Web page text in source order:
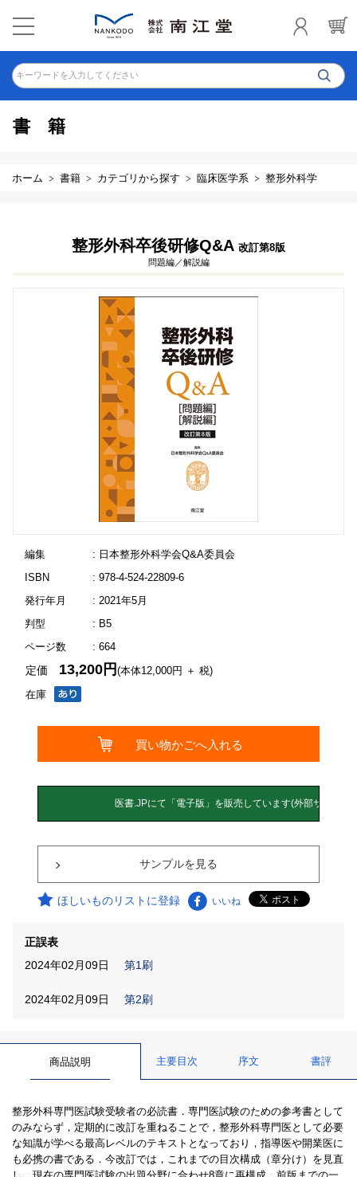
キーワードを入力してください
書籍
ホーム 書籍 カテゴリから探す 臨床医学系 整形外科学
整形外科卒後研修Q&A 改訂第8版
問題編／解説編
編集
: 日本整形外科学会Q&A委員会
ISBN
: 978-4-524-22809-6
発行年月
: 2021年5月
判型
: B5
ページ数
: 664
在庫
定価 13,200円(本体12,000円 ＋ 税)
サンプルを見る
ほしいものリストに登録 いいね
正誤表
2024年02月09日
第1刷
2024年02月09日 第2刷
商品説明 主要目次 序文 書評
整形外科専門医試験受験者の必読書．専門医試験のための参考書として
のみならず，定期的に改訂を重ねることで，整形外科専門医として必要
な知識が学べる最高レベルのテキストとなっており，指導医や開業医に
も必携の書である．今改訂では，これまでの目次構成（章分け）を見直